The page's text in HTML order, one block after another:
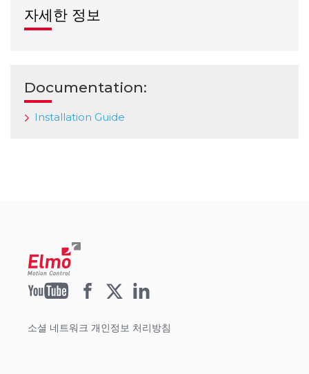
자세한 정보
Documentation:
Installation Guide
소셜 네트워크 개인정보 처리방침